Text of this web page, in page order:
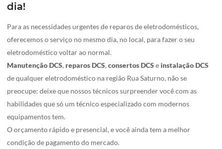
dia!
Para as necessidades urgentes de reparos de eletrodomésticos,
oferecemos o serviço no mesmo dia, no local, para fazer o seu
eletrodoméstico voltar ao normal.
Manutenção DCS, reparos DCS, consertosDCSe instalaçãoDCS
de qualquer eletrodoméstico na região Rua Saturno, não se
preocupe: deixe que nossos técnicos surpreender você com as
habilidades que só um técnico especializado com modernos
equipamentos tem.
O orçamento rápido e presencial, e você ainda tem a melhor
condição de pagamento do mercado.